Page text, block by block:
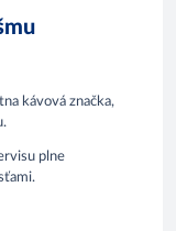
kávová značka,
plne